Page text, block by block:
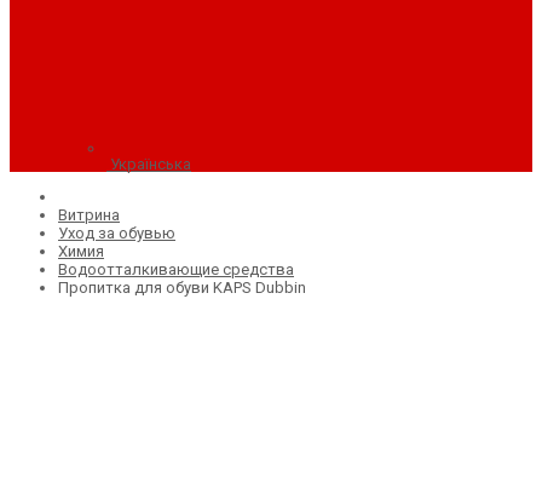
Українська
Витрина
Уход за обувью
Химия
Водоотталкивающие средства
Пропитка для обуви KAPS Dubbin